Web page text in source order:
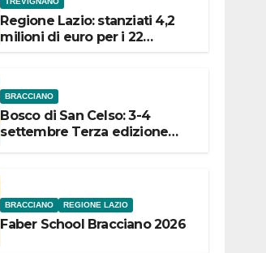
Regione Lazio: stanziati 4,2
milioni di euro per i 22
BRACCIANO
Bosco di San Celso: 3-4
settembre Terza edizione
BRACCIANO REGIONE LAZIO
Faber School Bracciano 2026